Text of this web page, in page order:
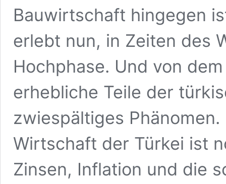
Bauwirtschaft hingegen
erlebt nun, in Zeiten des
Hochphase. Und von
erhebliche Teile der
zwiespältiges
Wirtschaft der Türkei ist
Zinsen, Inflation und die